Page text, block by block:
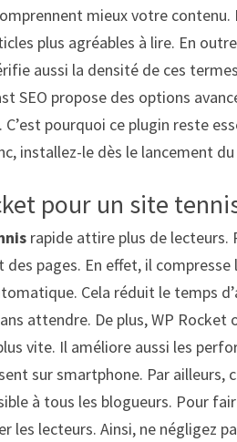
mieux votre
plus agréables à lire. En
aussi la densité de ces
SEO propose des options
C’est pourquoi ce plugin reste
installez-le dès le lancement
pour un site
rapide attire plus de lecteurs.
des pages. En effet, il
Cela réduit le temps
attendre. De plus, WP
vite. Il améliore aussi les
sur smartphone. Par
à tous les blogueurs. Pour
les lecteurs. Ainsi, ne négligez